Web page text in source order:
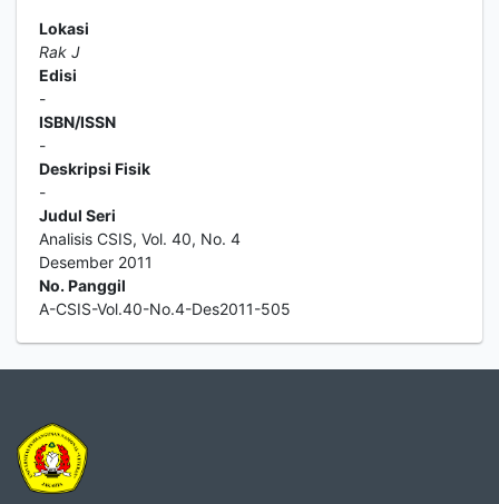
Lokasi
Rak J
Edisi
-
ISBN/ISSN
-
Deskripsi Fisik
-
Judul Seri
Analisis CSIS, Vol. 40, No. 4
Desember 2011
No. Panggil
A-CSIS-Vol.40-No.4-Des2011-505